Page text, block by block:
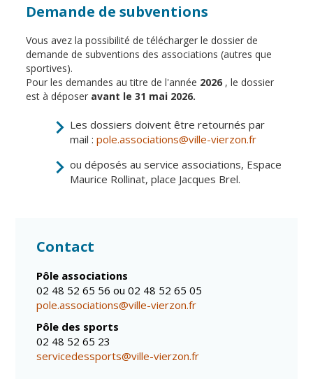
Santé
Centre de
santé
Contrat local
de santé
Établissements
de soins
Pharmacies de
garde
Conservatoire
Ateliers arts
plastiques
Médiathèque
Musée
Not'île
Vierzon
Archives du
Équipements
sportifs
Demande de subventions
Vous avez la possibilité de télécharger le dossier de
demande de subventions des associations (autres que
sportives).
Pour les demandes au titre de l'année 2026 , le dossier
est à déposer avant le 31 mai 2026.
Les dossiers doivent être retournés par
mail :pole.associations@ville-vierzon.fr
ou déposés au service associations, Espace
Maurice Rollinat, place Jacques Brel.
Contact
Pôle associations
02 48 52 65 56 ou 02 48 52 65 05
pole.associations@ville-vierzon.fr
Pôle des sports
02 48 52 65 23
servicedessports@ville-vierzon.fr